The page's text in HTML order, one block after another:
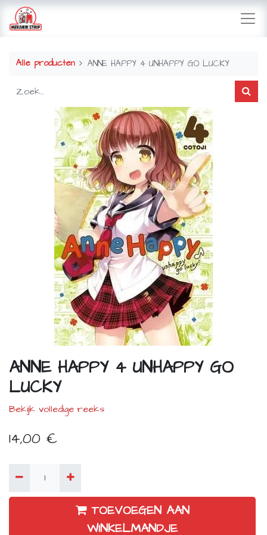
Alle producten ANNE HAPPY 4 UNHAPPY GO LUCKY
ANNE HAPPY 4 UNHAPPY GO
LUCKY
Bekijk volledige reeks
14,00 €
TOEVOEGEN AAN
WINKELMANDJE